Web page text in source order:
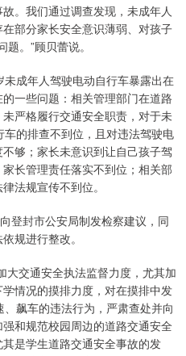
。我们通过调查发现，未成年人
部分家长安全意识薄弱、对孩子
。”顾贝蕾说。
成年人驾驶电动自行车暴露出在
一些问题：相关管理部门在道路
严格履行交通安全职责，对于未
的排查不到位，且对违法驾驶电
够；家长未意识到让自己孩子驾
长管理责任落实不到位；相关部
法规宣传不到位。
登封市公安局制发检察建议，同
规进行整改。
大交通安全执法监督力度，尤其加
情况的摸排力度，对在摸排中发
飙车的违法行为，严肃查处并向
和规范校园周边的道路交通安全
是学生道路交通安全事故的发